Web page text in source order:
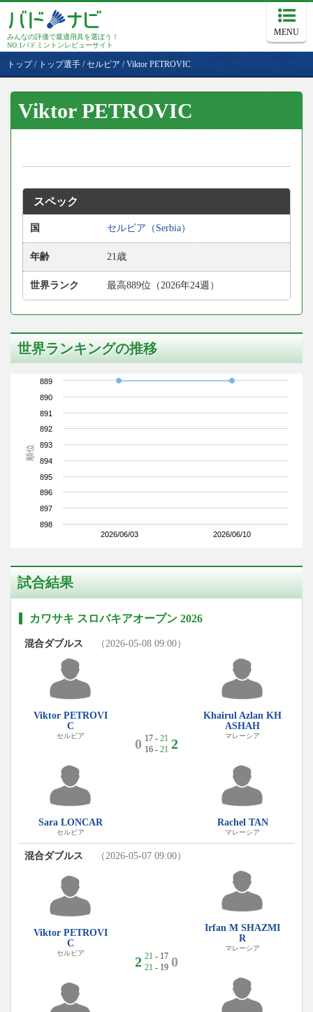
みんなの評価で最適用具を選ぼう！
NO.1バドミントンレビューサイト
MENU
トップ/ トップ選手 /セルビア /Viktor PETROVIC
Viktor PETROVIC
スペック
国 セルビア（Serbia）
年齢 21歳
世界ランク 最高889位（2026年24週）
世界ランキングの推移
順位
2026/06/03 2026/06/10
889
890
891
892
893
894
895
896
897
898
試合結果
カワサキ スロバキアオープン 2026
混合ダブルス （2026-05-08 09:00）
Viktor PETROVI
C
セルビア
Sara LONCAR
セルビア
0 17 - 21
16 - 21 2
Khairul Azlan KH
ASHAH
マレーシア
Rachel TAN
マレーシア
混合ダブルス （2026-05-07 09:00）
Viktor PETROVI
C
セルビア
2 21 - 17
21 - 19 0
Irfan M SHAZMI
R
マレーシア